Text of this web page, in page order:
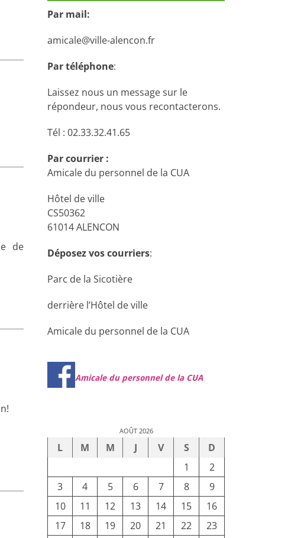
de
Par mail:
amicale@ville-alencon.fr
Par téléphone:
Laissez nous un message sur le
répondeur, nous vous recontacterons.
Tél : 02.33.32.41.65
Par courrier :
Amicale du personnel de la CUA
Hôtel de ville
CS50362
61014 ALENCON
Déposez vos courriers:
Parc de la Sicotière
derrière l’Hôtel de ville
Amicale du personnel de la CUA
Amicale du personnel de la CUA
AOÛT 2026
L M M J V S
D
1
2
3
4 5 6 7 8
9
10
11 12 13 14 15
16
17
18 19 20 21 22
23